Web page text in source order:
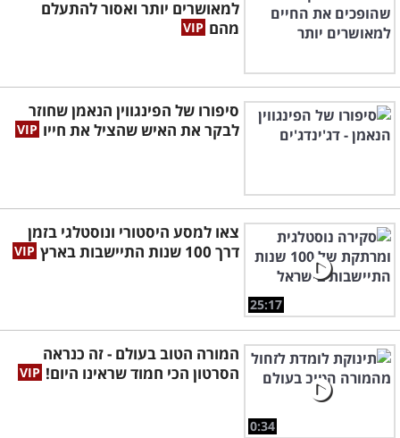
למאושרים יותר ואסור להתעלם
מהם
סיפורו של הפינגווין הנאמן שחוזר
לבקר את האיש שהציל את חייו
25:17
צאו למסע היסטורי ונוסטלגי בזמן
דרך 100 שנות התיישבות בארץ
0:34
המורה הטוב בעולם - זה כנראה
הסרטון הכי חמוד שראינו היום!